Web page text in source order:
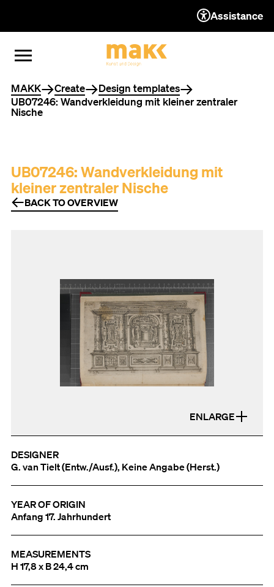
TO THE CONTENT
TO THE NAVIGATION
TO THE FOOTER
OPEN MENU
CLOSE MENU
Assistance
You are here
MAKK Create
Design templates
UB07246: Wandverkleidung mit kleiner zentraler
Nische
UB07246: Wandverkleidung mit
kleiner zentraler Nische
BACK TO OVERVIEW
ENLARGE
DESIGNER
G. van Tielt (Entw./Ausf.), Keine Angabe (Herst.)
YEAR OF ORIGIN
Anfang 17. Jahrhundert
MEASUREMENTS
H 17,8 x B 24,4 cm